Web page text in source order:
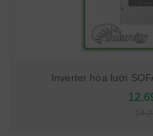
Inverter hòa lưới